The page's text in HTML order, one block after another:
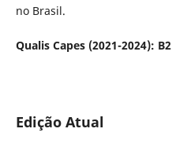
no Brasil.
Qualis Capes (2021-2024): B2
Edição Atual